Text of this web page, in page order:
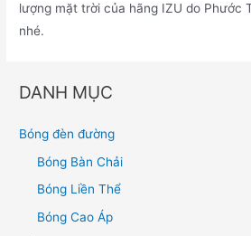
lượng mặt trời của hãng IZU do Phước
nhé.
DANH MỤC
Bóng đèn đường
Bóng Bàn Chải
Bóng Liền Thể
Bóng Cao Áp